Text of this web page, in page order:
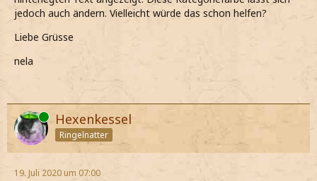
jedoch auch ändern. Vielleicht würde das schon helfen?
Liebe Grüsse
nela
Online Hexenkessel
Ringelnatter
19. Juli 2020 um 07:00